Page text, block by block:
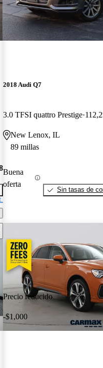
2018 Audi Q7
3.0 TFSI quattro Prestige
New Lenox, IL
89 millas
Buena
oferta
Sin tasas de
este Aviso
Precio reducido
-$1,000